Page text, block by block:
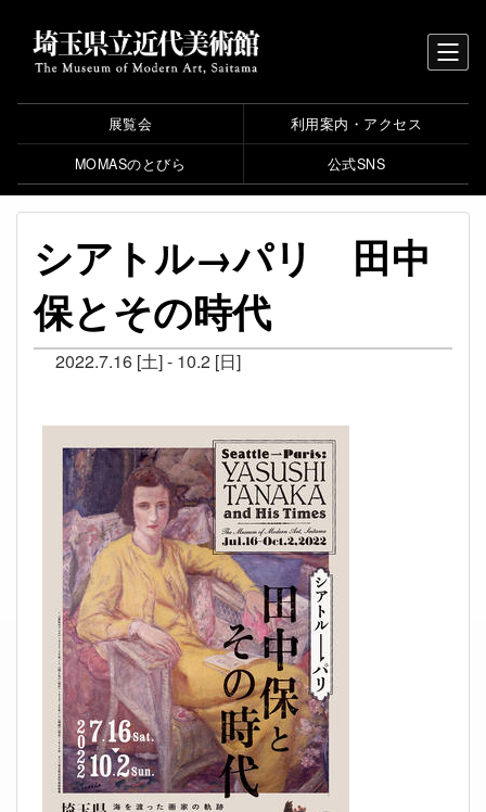
展覧会 利用案内・アクセス
MOMASのとびら 公式SNS
シアトル→パリ 田中
保とその時代
2022.7.16 [土] - 10.2 [日]